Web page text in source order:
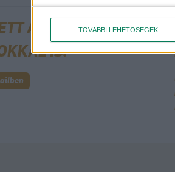
TOVÁBBI LEHETŐSÉGEK
A CIKK, OSZD
IS!